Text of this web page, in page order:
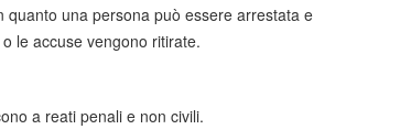
una persona può essere arrestata e
le accuse vengono ritirate.
a reati penali e non civili.